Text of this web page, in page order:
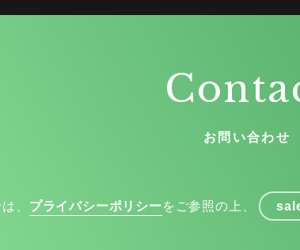
お問い合わせ
、 プライバシーポリシーをご参照の上、